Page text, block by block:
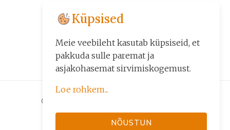
ЦЕПОЧКИ
ПО ЗАКАЗУ
ДРУГИЕ ИЗДЕЛИЯ
© 2026 Kuld24 - Kuld, Kuldehted
järelmaksuga
Küpsised
Meie veebileht kasutab küpsiseid, et
pakkuda sulle paremat ja
asjakohasemat sirvimiskogemust.
Loe rohkem...
Küpsiseid kasutame kolmel
NÕUSTUN